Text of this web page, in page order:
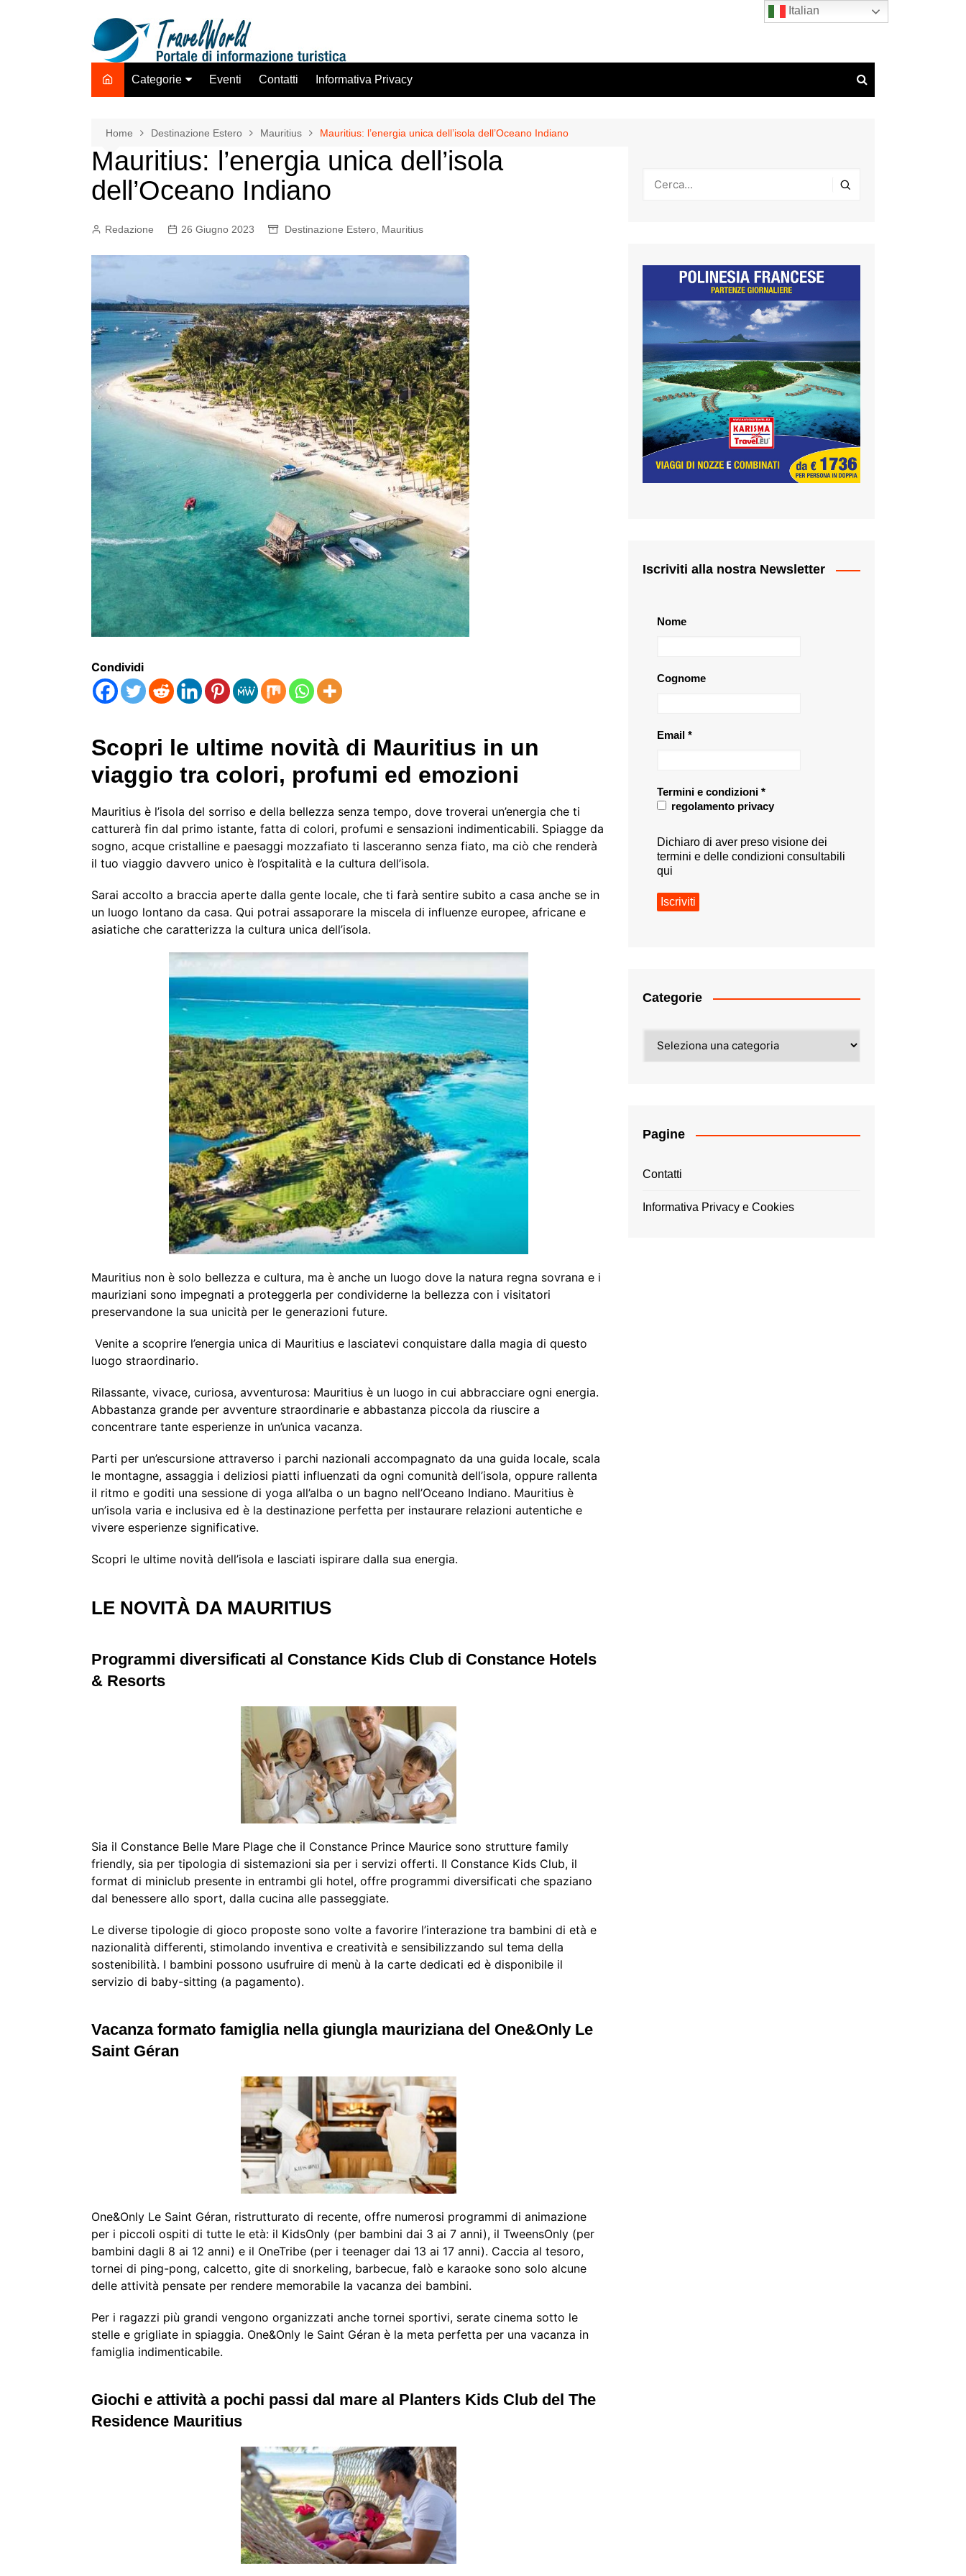
Categorie
Destinazione Italia
TO ADV OLTA
Trasporti
Hotel Strutture Ricettive
Istituzioni Associazioni
Eventi Contatti Informativa Privacy
Home Destinazione Estero Mauritius Mauritius: l’energia unica dell’isola dell’Oceano Indiano
Mauritius: l’energia unica dell’isola
dell’Oceano Indiano
Redazione 26 Giugno 2023 Destinazione Estero Mauritius
Condividi
Scopri le ultime novità di Mauritius in un
viaggio tra colori, profumi ed emozioni
Mauritius è l’isola del sorriso e della bellezza senza tempo, dove troverai un’energia che ti
catturerà fin dal primo istante, fatta di colori, profumi e sensazioni indimenticabili. Spiagge da
sogno, acque cristalline e paesaggi mozzafiato ti lasceranno senza fiato, ma ciò che renderà
il tuo viaggio davvero unico è l’ospitalità e la cultura dell’isola.
Sarai accolto a braccia aperte dalla gente locale, che ti farà sentire subito a casa anche se in
un luogo lontano da casa. Qui potrai assaporare la miscela di influenze europee, africane e
asiatiche che caratterizza la cultura unica dell’isola.
Mauritius non è solo bellezza e cultura, ma è anche un luogo dove la natura regna sovrana e i
mauriziani sono impegnati a proteggerla per condividerne la bellezza con i visitatori
preservandone la sua unicità per le generazioni future.
Venite a scoprire l’energia unica di Mauritius e lasciatevi conquistare dalla magia di questo
luogo straordinario.
Rilassante, vivace, curiosa, avventurosa: Mauritius è un luogo in cui abbracciare ogni energia.
Abbastanza grande per avventure straordinarie e abbastanza piccola da riuscire a
concentrare tante esperienze in un’unica vacanza.
Parti per un’escursione attraverso i parchi nazionali accompagnato da una guida locale, scala
le montagne, assaggia i deliziosi piatti influenzati da ogni comunità dell’isola, oppure rallenta
il ritmo e goditi una sessione di yoga all’alba o un bagno nell’Oceano Indiano. Mauritius è
un’isola varia e inclusiva ed è la destinazione perfetta per instaurare relazioni autentiche e
vivere esperienze significative.
Scopri le ultime novità dell’isola e lasciati ispirare dalla sua energia.
LE NOVITÀ DA MAURITIUS
Programmi diversificati al Constance Kids Club di Constance Hotels
& Resorts
Sia il Constance Belle Mare Plage che il Constance Prince Maurice sono strutture family
friendly, sia per tipologia di sistemazioni sia per i servizi offerti. Il Constance Kids Club, il
format di miniclub presente in entrambi gli hotel, offre programmi diversificati che spaziano
dal benessere allo sport, dalla cucina alle passeggiate.
Le diverse tipologie di gioco proposte sono volte a favorire l’interazione tra bambini di età e
nazionalità differenti, stimolando inventiva e creatività e sensibilizzando sul tema della
sostenibilità. I bambini possono usufruire di menù à la carte dedicati ed è disponibile il
servizio di baby-sitting (a pagamento).
Vacanza formato famiglia nella giungla mauriziana del One&Only Le
Saint Géran
One&Only Le Saint Géran, ristrutturato di recente, offre numerosi programmi di animazione
per i piccoli ospiti di tutte le età: il KidsOnly (per bambini dai 3 ai 7 anni), il TweensOnly (per
bambini dagli 8 ai 12 anni) e il OneTribe (per i teenager dai 13 ai 17 anni). Caccia al tesoro,
tornei di ping-pong, calcetto, gite di snorkeling, barbecue, falò e karaoke sono solo alcune
delle attività pensate per rendere memorabile la vacanza dei bambini.
Per i ragazzi più grandi vengono organizzati anche tornei sportivi, serate cinema sotto le
stelle e grigliate in spiaggia. One&Only le Saint Géran è la meta perfetta per una vacanza in
famiglia indimenticabile.
Giochi e attività a pochi passi dal mare al Planters Kids Club del The
Residence Mauritius
Iscriviti alla nostra Newsletter
Nome
Cognome
Email *
Termini e condizioni *
regolamento privacy
Dichiaro di aver preso visione dei
termini e delle condizioni consultabili
qui
Categorie
Pagine
Contatti
Informativa Privacy e Cookies
Italian